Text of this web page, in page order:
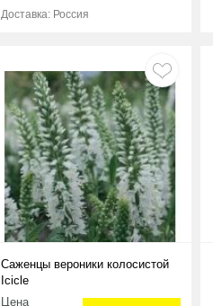
Доставка: Россия
Саженцы вероники колосистой
Icicle
Цена